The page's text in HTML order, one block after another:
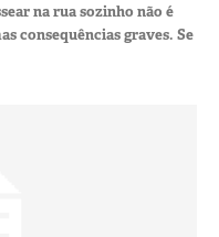
na rua sozinho não é
consequências graves. Se